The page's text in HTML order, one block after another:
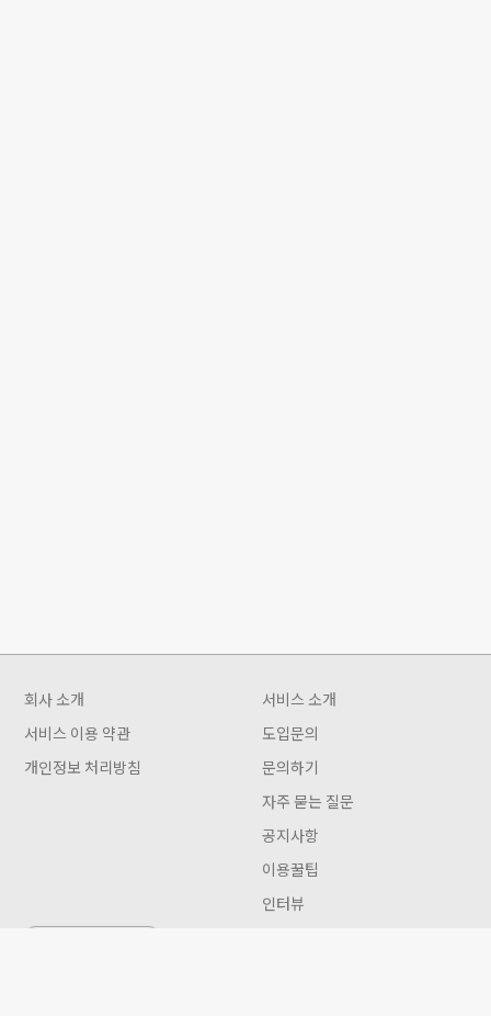
회사 소개
서비스 이용 약관
개인정보 처리방침
서비스 소개
도입문의
문의하기
자주 묻는 질문
공지사항
이용꿀팁
인터뷰